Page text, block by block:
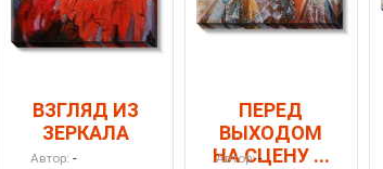
ВЗГЛЯД ИЗ
ЗЕРКАЛА
Автор: -
ПЕРЕД
ВЫХОДОМ
НА СЦЕНУ ...
Автор: -